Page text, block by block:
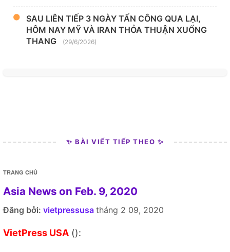
SAU LIÊN TIẾP 3 NGÀY TẤN CÔNG QUA LẠI,
HÔM NAY MỸ VÀ IRAN THỎA THUẬN XUỐNG
THANG
(29/6/2026)
✨ BÀI VIẾT TIẾP THEO ✨
TRANG CHỦ
Asia News on Feb. 9, 2020
Đăng bởi: vietpressusa tháng 2 09, 2020
VietPress USA ():